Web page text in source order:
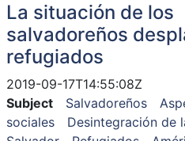
La situación de los
salvadoreños
refugiados
2019-09-17T14:55:08Z
Subject
Salvadoreños
sociales
Desintegración de